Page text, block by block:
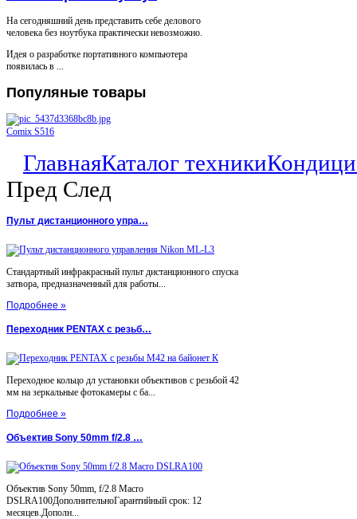
На сегодняшний день представить себе делового
человека без ноутбука практически невозможно.
Идея о разработке портативного компьютера
появилась в ...
Популяные товары
Comix S516
ГлавнаяКаталог техники
Пред След
Пульт дистанционного упра…
Стандартный инфракрасный пульт дистанционного спуска
затвора, предназначенный для работы...
Подробнее »
Переходник PENTAX с резьб…
Переходное кольцо дл установки объективов с резьбой 42
мм на зеркальные фотокамеры с ба...
Подробнее »
Объектив Sony 50mm f/2.8 …
Объектив Sony 50mm, f/2.8 Macro
DSLRA100ДополнительноГарантийный срок: 12
месяцев.Дополн...